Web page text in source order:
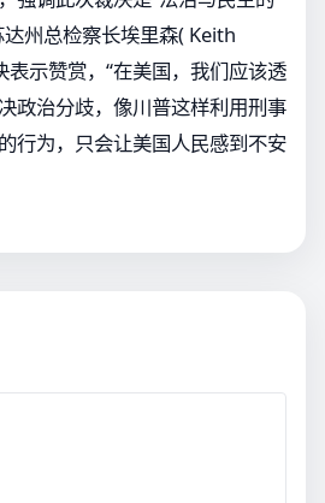
州总检察长埃里森( Keith
示赞赏，“在美国，我们应该透
政治分歧，像川普这样利用刑事
行为，只会让美国人民感到不安